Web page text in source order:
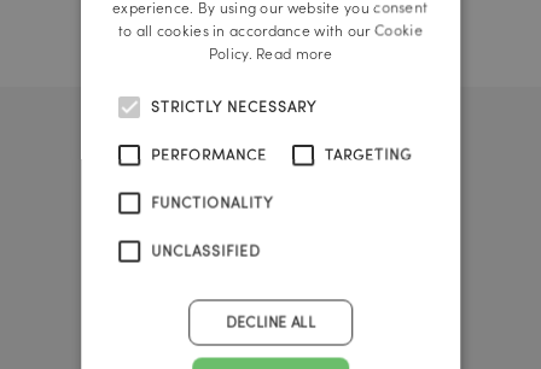
experience. By using our website you consent
to all cookies in accordance with our Cookie
Policy. Read more
STRICTLY NECESSARY
PERFORMANCE TARGETING
FUNCTIONALITY
UNCLASSIFIED
DECLINE ALL